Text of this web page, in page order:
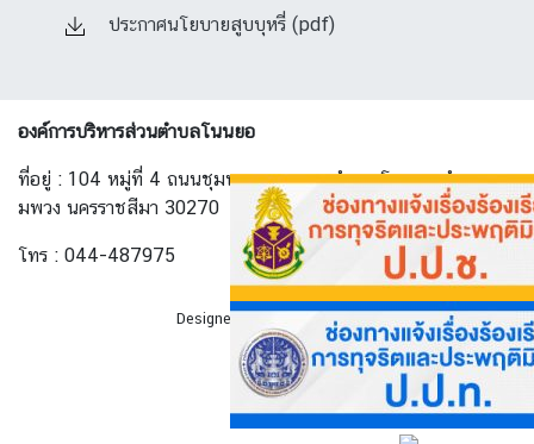
ประกาศนโยบายสูบบุหรี่ (pdf)
องค์การบริหารส่วนตำบลโนนยอ
ที่อยู่ : 104 หมู่ที่ 4 ถนนชุมพวง-ทางพาด ตำบล โนนยอ อำเภอ ชุ
มพวง นครราชสีมา 30270
โทร : 044-487975
Designed By AllwebGroup